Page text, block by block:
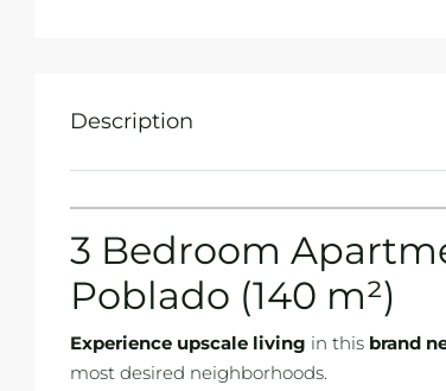
Description
3 Bedroom
Poblado (140 m²)
Experience upscale living in this brand
most desired neighborhoods.